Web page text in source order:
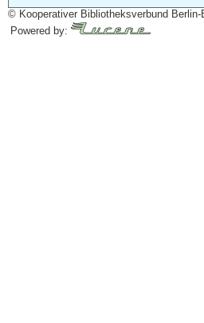
© Kooperativer Bibliotheksverbund Berlin-
Powered by: